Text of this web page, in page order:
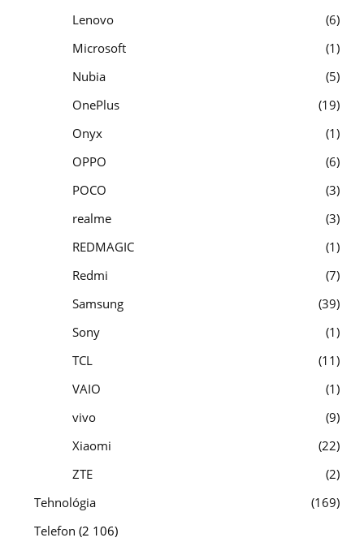
Lenovo
6
Microsoft
1
Nubia
5
OnePlus
19
Onyx
1
OPPO
6
POCO
3
realme
3
REDMAGIC
1
Redmi
7
Samsung
39
Sony
1
TCL
11
VAIO
1
vivo
9
Xiaomi
22
ZTE
2
Tehnológia
169
Telefon (2 106)